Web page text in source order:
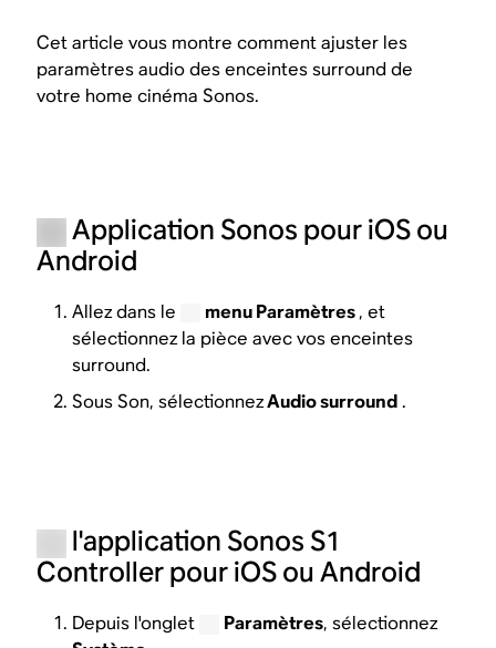
Cet article vous montre comment ajuster les
paramètres audio des enceintes surround de
votre home cinéma Sonos.
Application Sonos pour iOS ou
Android
Allez dans le menu Paramètres, et
sélectionnez la pièce avec vos enceintes
surround.
Sous Son, sélectionnezAudio surround.
l'application Sonos S1
Controller pour iOS ou Android
Depuis l'onglet Paramètres, sélectionnez